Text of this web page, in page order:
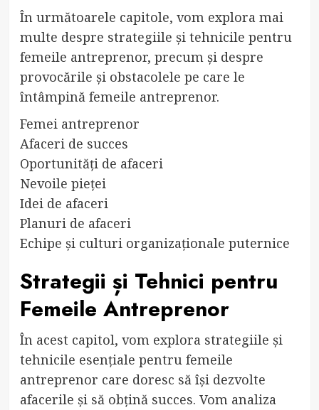
În următoarele capitole, vom explora mai
multe despre strategiile și tehnicile pentru
femeile antreprenor, precum și despre
provocările și obstacolele pe care le
întâmpină femeile antreprenor.
Femei antreprenor
Afaceri de succes
Oportunități de afaceri
Nevoile pieței
Idei de afaceri
Planuri de afaceri
Echipe și culturi organizaționale puternice
Strategii și Tehnici pentru
Femeile Antreprenor
În acest capitol, vom explora strategiile și
tehnicile esențiale pentru femeile
antreprenor care doresc să își dezvolte
afacerile și să obțină succes. Vom analiza